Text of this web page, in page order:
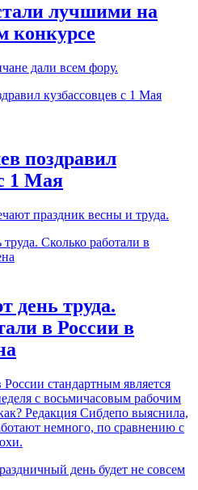
лучшими на
конкурсе
дали всем фору.
поздравил
1 Мая
праздник весны и труда.
день труда.
в России в
стандартным является
с восьмичасовым рабочим
Редакция Сибдепо выяснила,
немного, по сравнению с